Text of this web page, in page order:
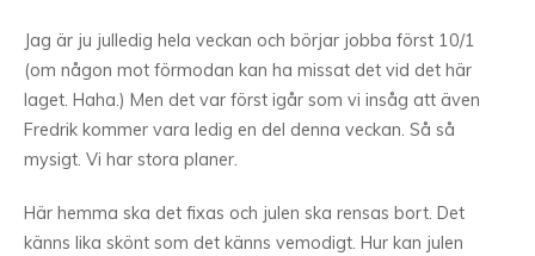
Jag är ju julledig hela veckan och börjar jobba först 10/1
(om någon mot förmodan kan ha missat det vid det här
laget. Haha.) Men det var först igår som vi insåg att även
Fredrik kommer vara ledig en del denna veckan. Så så
mysigt. Vi har stora planer.
Här hemma ska det fixas och julen ska rensas bort. Det
känns lika skönt som det känns vemodigt. Hur kan julen